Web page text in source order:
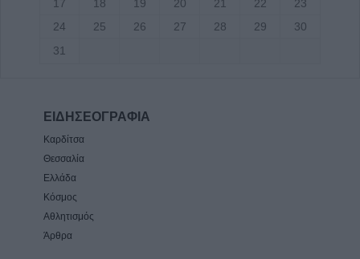
17
18 19 20 21 22
23
24
25 26 27 28 29
30
31
ΕΙΔΗΣΕΟΓΡΑΦΙΑ
Καρδίτσα
Θεσσαλία
Ελλάδα
Κόσμος
Αθλητισμός
Άρθρα